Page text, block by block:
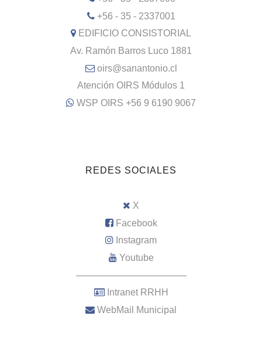
+56 - 35 - 2337001
EDIFICIO CONSISTORIAL
Av. Ramón Barros Luco 1881
oirs@sanantonio.cl
Atención OIRS Módulos 1
WSP OIRS +56 9 6190 9067
REDES SOCIALES
X
Facebook
Instagram
Youtube
–––––––––––––––––––––
Intranet RRHH
WebMail Municipal